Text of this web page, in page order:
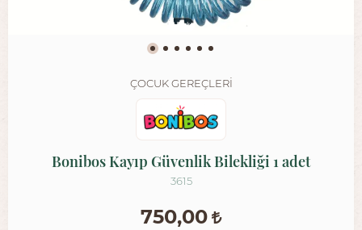
ÇOCUK GEREÇLERI
Bonibos Kayıp Güvenlik Bilekliği 1 adet
3615
750,00